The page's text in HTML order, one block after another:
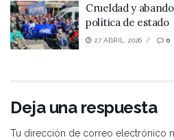
Crueldad y
política de estado
27 ABRIL, 2026 0
Deja una respuesta
Tu dirección de correo electrónico